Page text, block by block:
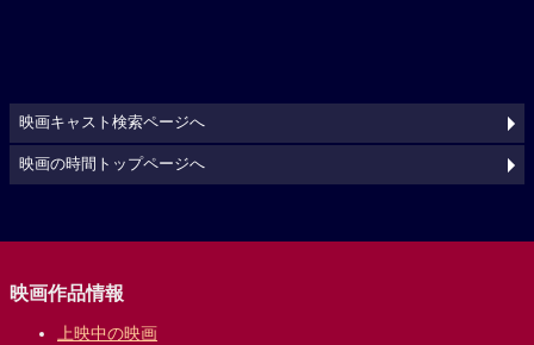
映画キャスト検索ページへ
映画の時間トップページへ
映画作品情報
上映中の映画